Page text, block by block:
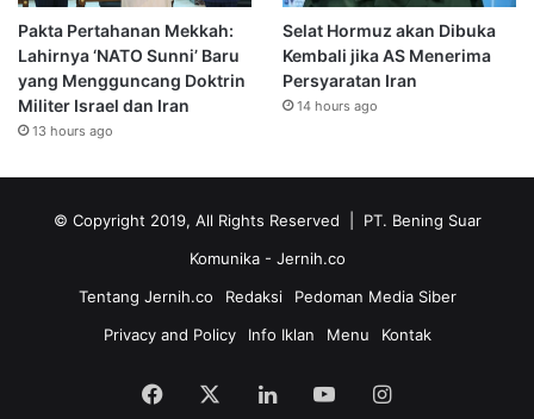
Pakta Pertahanan Mekkah:
Lahirnya ‘NATO Sunni’ Baru
yang Mengguncang Doktrin
Militer Israel dan Iran
13 hours ago
Selat Hormuz akan Dibuka
Kembali jika AS Menerima
Persyaratan Iran
14 hours ago
© Copyright 2019, All Rights Reserved | PT. Bening Suar
Komunika - Jernih.co
Tentang Jernih.co
Redaksi
Pedoman Media Siber
Privacy and Policy
Info Iklan Menu Kontak
Facebook LinkedInYouTubeInstagram